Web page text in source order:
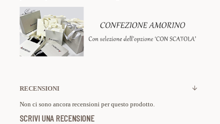
RECENSIONI
Non ci sono ancora recensioni per questo prodotto.
SCRIVI UNA RECENSIONE